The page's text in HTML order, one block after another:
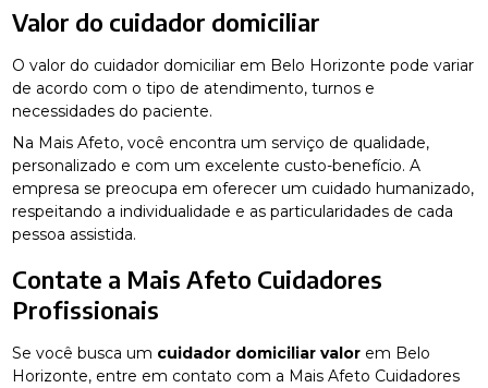
Valor do cuidador domiciliar
O valor do cuidador domiciliar em Belo Horizonte pode variar
de acordo com o tipo de atendimento, turnos e
necessidades do paciente.
Na Mais Afeto, você encontra um serviço de qualidade,
personalizado e com um excelente custo-benefício. A
empresa se preocupa em oferecer um cuidado humanizado,
respeitando a individualidade e as particularidades de cada
pessoa assistida.
Contate a Mais Afeto Cuidadores
Profissionais
Se você busca um cuidador domiciliar valor em Belo
Horizonte, entre em contato com a Mais Afeto Cuidadores